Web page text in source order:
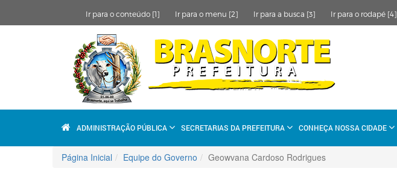
Ir para o conteúdo [1] Ir para o menu [2] Ir para a busca [3] Ir para o rodapé [4]
ADMINISTRAÇÃO PÚBLICA SECRETARIAS DA PREFEITURA CONHEÇA NOSSA CIDADE
Página Inicial Equipe do Governo Geowvana Cardoso Rodrigues